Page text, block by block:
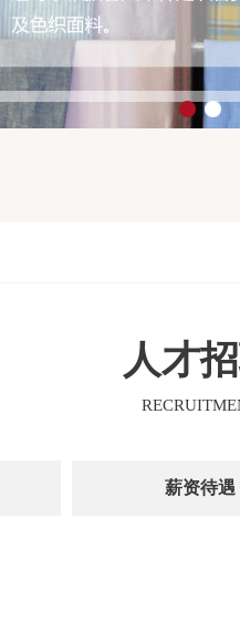
1 2
人才
薪资待遇